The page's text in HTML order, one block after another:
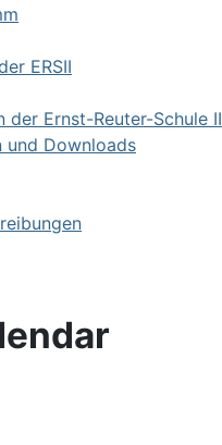
ERSII
der Ernst-Reuter-Schule II
und Downloads